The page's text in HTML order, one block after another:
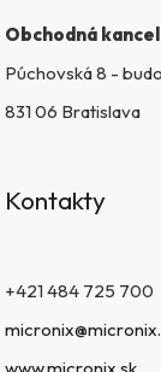
Obchodná
Púchovská 8 -
831 06 Bratislava
Kontakty
+421 484 725 700
www.micronix.sk